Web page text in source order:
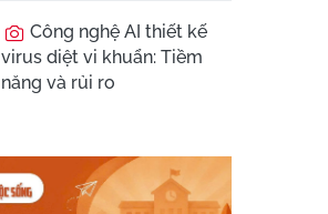
Công nghệ AI thiết kế
virus diệt vi khuẩn: Tiềm
năng và rủi ro